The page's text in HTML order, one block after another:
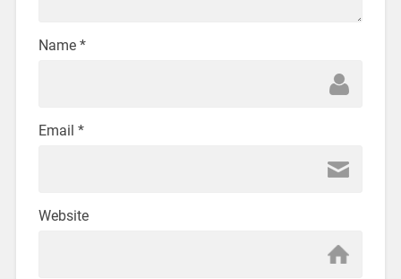
Name *
Email *
Website